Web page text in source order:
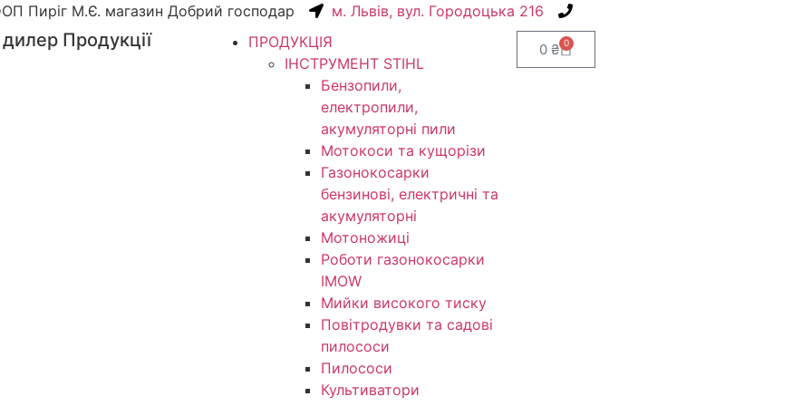
Пиріг М.Є. магазин Добрий господар м. Львів, вул. Городоцька 216
Продукції
ПРОДУКЦІЯ
ІНСТРУМЕНТ STIHL
Бензопили,
електропили,
акумуляторні пили
Мотокоси та кущорізи
Газонокосарки
бензинові, електричні та
акумуляторні
Мотоножиці
Роботи газонокосарки
IMOW
Мийки високого тиску
Повітродувки та садові
пилососи
Пилососи
Культиватори
0 ₴ 0